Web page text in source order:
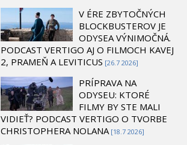
V ÉRE ZBYTOČNÝCH
BLOCKBUSTEROV JE
ODYSEA VÝNIMOČNÁ.
PODCAST VERTIGO AJ O FILMOCH KAVEJ
2, PRAMEŇ A LEVITICUS [26.7 2026]
PRÍPRAVA NA
ODYSEU: KTORÉ
FILMY BY STE MALI
VIDIEŤ? PODCAST VERTIGO O TVORBE
CHRISTOPHERA NOLANA [18.7 2026]